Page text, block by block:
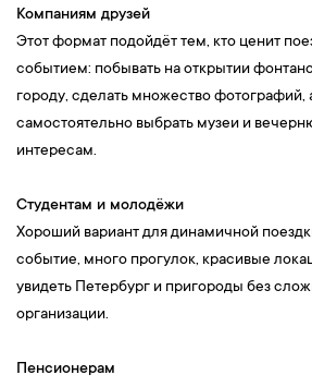
Компаниям друзей
Этот формат подойдёт тем, кто ценит
событием: побывать на открытии
городу, сделать множество фотографий,
самостоятельно выбрать музеи и
интересам.
Студентам и молодёжи
Хороший вариант для динамичной
событие, много прогулок, красивые
увидеть Петербург и пригороды без
организации.
Пенсионерам